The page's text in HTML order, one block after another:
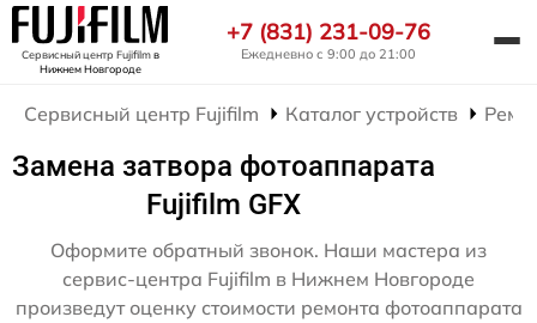
Сервисный центр Fujifilmв
Нижнем Новгороде
+7 (831) 231-09-76
Ежедневно с 9:00 до 21:00
Сервисный центр Fujifilm Каталог устройств
Замена затвора фотоаппарата
Fujifilm GFX
Оформите обратный звонок. Наши мастера из
сервис-центра Fujifilm в Нижнем Новгороде
произведут оценку стоимости ремонта фотоаппарата